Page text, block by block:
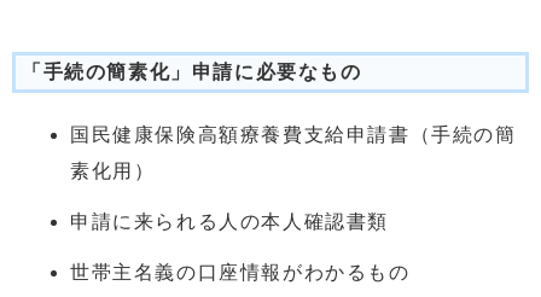
「手続の簡素化」申請に必要なもの
国民健康保険高額療養費支給申請書（手続の簡
素化用）
申請に来られる人の本人確認書類
世帯主名義の口座情報がわかるもの